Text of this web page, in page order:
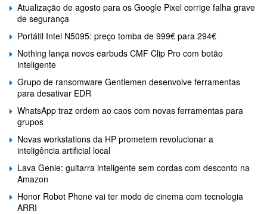
Atualização de agosto para os Google Pixel corrige falha grave
de segurança
Portátil Intel N5095: preço tomba de 999€ para 294€
Nothing lança novos earbuds CMF Clip Pro com botão
inteligente
Grupo de ransomware Gentlemen desenvolve ferramentas
para desativar EDR
WhatsApp traz ordem ao caos com novas ferramentas para
grupos
Novas workstations da HP prometem revolucionar a
inteligência artificial local
Lava Genie: guitarra inteligente sem cordas com desconto na
Amazon
Honor Robot Phone vai ter modo de cinema com tecnologia
ARRI